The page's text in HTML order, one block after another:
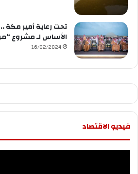
تحت رعاية أمير
الأساس لـ مشروع
16/02/2024
فيديو الاقتصاد